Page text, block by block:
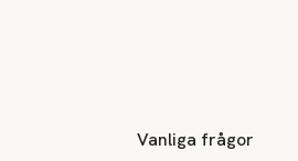
Vanliga frågor